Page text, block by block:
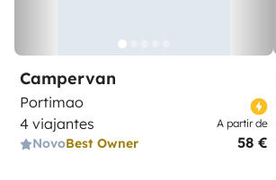
Campervan
Portimao
4 viajantes
NovoBest Owner
A partir de
58 €